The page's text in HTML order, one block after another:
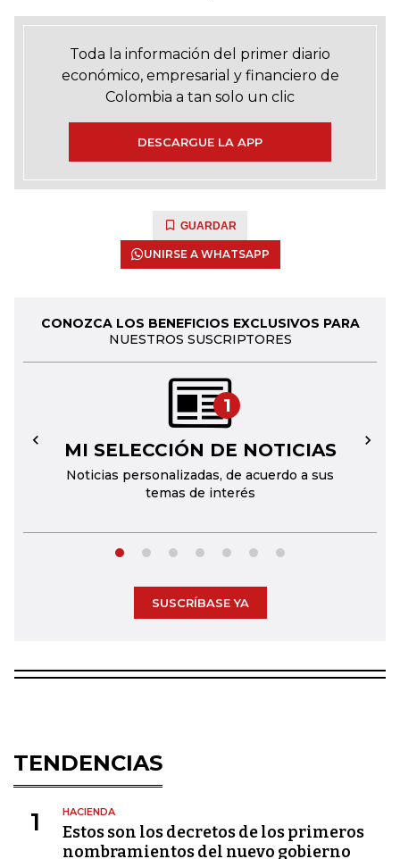
Toda la información del primer diario
económico, empresarial y financiero de
Colombia a tan solo un clic
DESCARGUE LA APP
GUARDAR
UNIRSE A WHATSAPP
CONOZCA LOS BENEFICIOS EXCLUSIVOS PARA
NUESTROS SUSCRIPTORES
1
MI SELECCIÓN DE NOTICIAS
Noticias personalizadas, de acuerdo a sus
temas de interés
← →
SUSCRÍBASE YA
TENDENCIAS
1 HACIENDA
Estos son los decretos de los primeros
nombramientos del nuevo gobierno